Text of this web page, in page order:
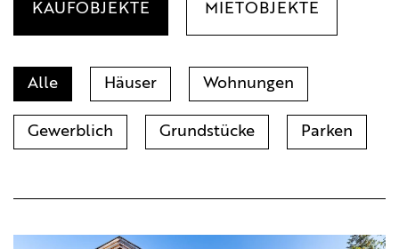
LEISTUNGEN
UNTERNEHMEN
IMPRESSUM
KAUFOBJEKTE MIETOBJEKTE
Alle Häuser Wohnungen
Gewerblich Grundstücke Parken